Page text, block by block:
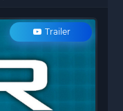
Trailer